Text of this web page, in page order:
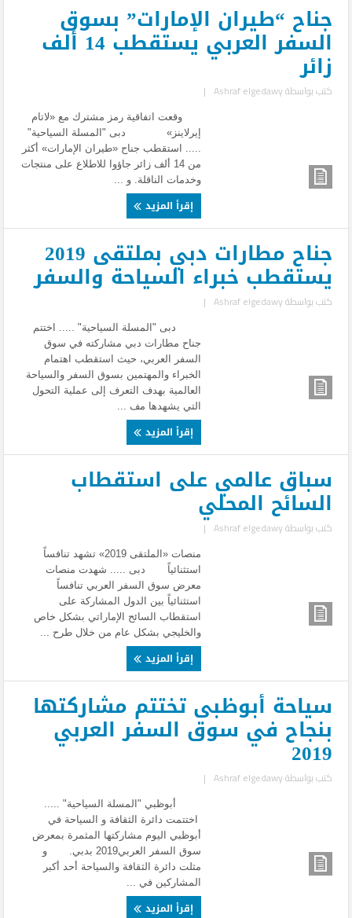
جناح “طيران الإمارات” بسوق
السفر العربي يستقطب 14 ألف
زائر
كتب بواسطةAshraf elgedawy
|
وقعت اتفاقية رمز مشترك مع «لاتام
إيرلاينز» دبى "المسلة السياحية"
..... استقطب جناح «طيران الإمارات» أكثر
من 14 ألف زائر جاؤوا للاطلاع على منتجات
وخدمات الناقلة. و ...
إقرأ المزيد
جناح مطارات دبي بملتقى 2019
يستقطب خبراء السياحة والسفر
كتب بواسطةAshraf elgedawy
|
دبى "المسلة السياحية" ..... اختتم
جناح مطارات دبي مشاركته في سوق
السفر العربي، حيث استقطب اهتمام
الخبراء والمهتمين بسوق السفر والسياحة
العالمية بهدف التعرف إلى عملية التحول
التي يشهدها مف ...
إقرأ المزيد
سباق عالمي على استقطاب
السائح المحلي
كتب بواسطةAshraf elgedawy
|
منصات «الملتقى 2019» تشهد تنافساً
استثنائياً دبى ..... شهدت منصات
معرض سوق السفر العربي تنافساً
استثنائياً بين الدول المشاركة على
استقطاب السائح الإماراتي بشكل خاص
والخليجي بشكل عام من خلال طرح ...
إقرأ المزيد
سياحة أبوظبى تختتم مشاركتها
بنجاح في سوق السفر العربي
2019
كتب بواسطةAshraf elgedawy
|
أبوظبي "المسلة السياحية" .....
اختتمت دائرة الثقافة و السياحة في
أبوظبي اليوم مشاركتها المثمرة بمعرض
سوق السفر العربي2019 بدبي. و
مثلت دائرة الثقافة والسياحة أحد أكبر
المشاركين في ...
إقرأ المزيد